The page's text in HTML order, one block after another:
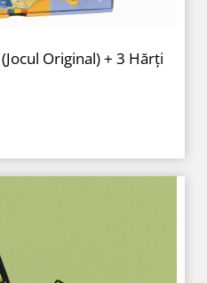
Original) + 3 Hărți